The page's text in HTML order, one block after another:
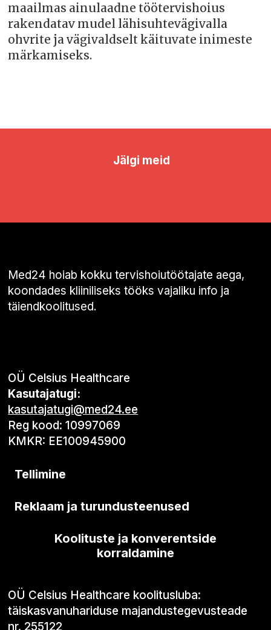
maailmas ainulaadne töötervishoius
rakendatav mudel lähisuhtevägivalla
ohvrite ja vägivaldselt käituvate inimeste
märkamiseks.
Jälgi meid
Med24 hoiab kokku tervishoiutöötajate aega,
koondades kliiniliseks tööks vajaliku info ja
täiendkoolitused.
OÜ Celsius Healthcare
Kasutajatugi:
kasutajatugi@med24.ee
Reg kood: 10997069
KMKR: EE100945900
Tellimine
Reklaam ja turundusteenused
Koolituste ja konverentside
korraldamine
OÜ Celsius Healthcare koolitusluba:
täiskasvanuhariduse majandustegevusteade
nr. 255122